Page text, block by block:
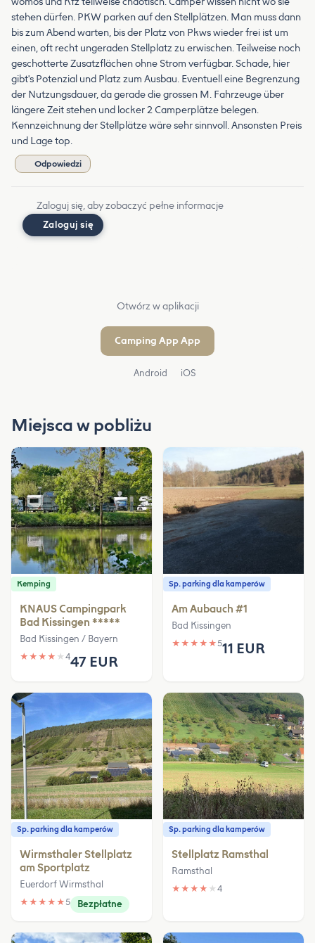
stehen dürfen. PKW parken auf den Stellplätzen. Man muss dann
bis zum Abend warten, bis der Platz von Pkws wieder frei ist um
einen, oft recht ungeraden Stellplatz zu erwischen. Teilweise noch
geschotterte Zusatzflächen ohne Strom verfügbar. Schade, hier
gibt's Potenzial und Platz zum Ausbau. Eventuell eine Begrenzung
der Nutzungsdauer, da gerade die grossen M. Fahrzeuge über
längere Zeit stehen und locker 2 Camperplätze belegen.
Kennzeichnung der Stellplätze wäre sehr sinnvoll. Ansonsten Preis
und Lage top.
Odpowiedzi
Zaloguj się, aby zobaczyć pełne informacje
Zaloguj się
Otwórz w aplikacji
Camping App App
Android iOS
Miejsca w pobliżu
Kemping
KNAUS Campingpark
Bad Kissingen *****
Bad Kissingen / Bayern
★ ★ ★ ★ ★ 447 EUR
Sp. parking dla kamperów
Am Aubauch #1
Bad Kissingen
★ ★ ★ ★ ★511 EUR
Sp. parking dla kamperów
Wirmsthaler Stellplatz
am Sportplatz
Euerdorf Wirmsthal
★ ★ ★ ★ ★5 Bezpłatne
Sp. parking dla kamperów
Stellplatz Ramsthal
Ramsthal
★ ★ ★ ★ ★ 4